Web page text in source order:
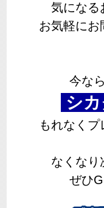
気になる
お気軽にお
今な
シ
もれなく
なくなり
ぜひ